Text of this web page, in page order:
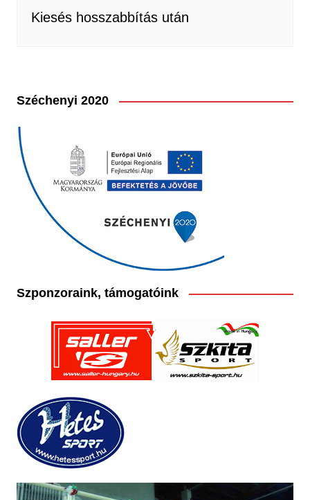
Kiesés hosszabbítás után
Széchenyi 2020
Szponzoraink, támogatóink